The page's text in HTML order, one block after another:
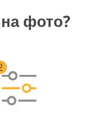
фото?